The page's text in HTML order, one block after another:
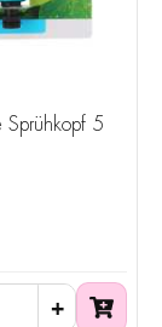
Sprühkopf 5